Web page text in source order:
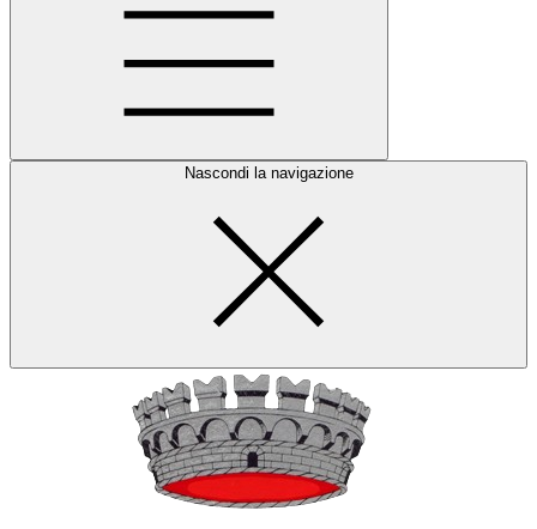
Nascondi la navigazione